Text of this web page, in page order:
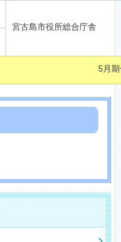
宮古島市役所総合庁舎
5月